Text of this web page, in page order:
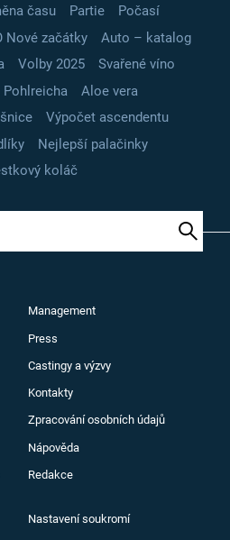
času Partie
Počasí
Nové začátky
Auto – katalog
Volby 2025
Svařené víno
Pohlreicha
Aloe vera
Výpočet ascendentu
Nejlepší palačinky
koláč
Management
Press
Castingy a výzvy
Kontakty
Zpracování osobních údajů
Nápověda
Redakce
Nastavení soukromí